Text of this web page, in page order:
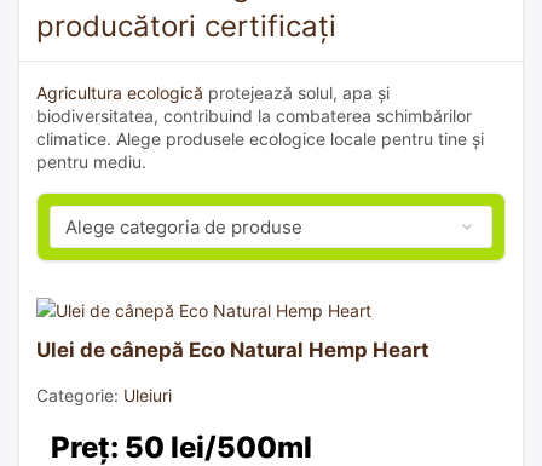
producători certificați
Agricultura ecologică protejează solul, apa și
biodiversitatea, contribuind la combaterea schimbărilor
climatice. Alege produsele ecologice locale pentru tine și
pentru mediu.
Ulei de cânepă Eco Natural Hemp Heart
Categorie: Uleiuri
Preț: 50 lei/500ml